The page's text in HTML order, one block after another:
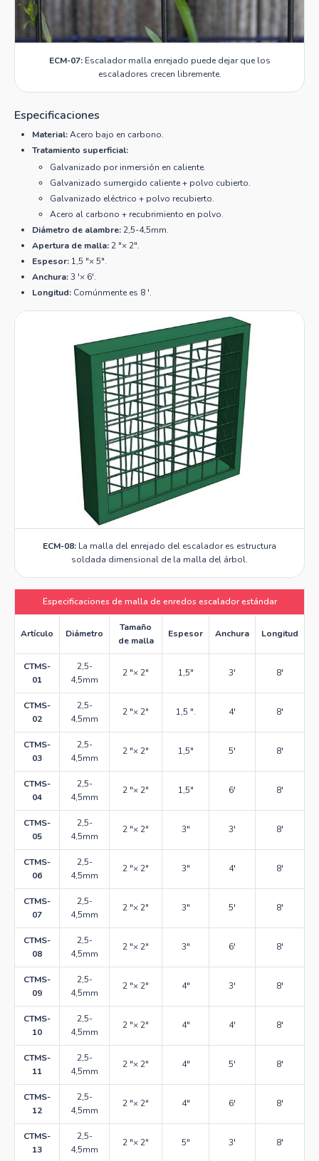
ECM-07:Escalador malla enrejado puede dejar que los
escaladores crecen libremente.
Especificaciones
Material:Acero bajo en carbono.
Tratamiento superficial:
Galvanizado por inmersión en caliente.
Galvanizado sumergido caliente + polvo cubierto.
Galvanizado eléctrico + polvo recubierto.
Acero al carbono + recubrimiento en polvo.
Diámetro de alambre:2,5-4,5mm.
Apertura de malla:2 "× 2".
Espesor: 1,5 "× 5".
Anchura:3 '× 6'.
Longitud: Comúnmente es 8 '.
ECM-08: La malla del enrejado del escalador es estructura
soldada dimensional de la malla del árbol.
Especificaciones de malla de enredos escalador estándar
Artículo Diámetro
Tamaño
de malla
Espesor Anchura Longitud
CTMS-
01
2,5-
4,5mm
2 "× 2" 1,5" 3' 8'
CTMS-
02
2,5-
4,5mm
2 "× 2" 1,5 ". 4' 8'
CTMS-
03
2,5-
4,5mm
2 "× 2" 1,5" 5' 8'
CTMS-
04
2,5-
4,5mm
2 "× 2" 1,5" 6' 8'
CTMS-
05
2,5-
4,5mm
2 "× 2" 3" 3' 8'
CTMS-
06
2,5-
4,5mm
2 "× 2" 3" 4' 8'
CTMS-
07
2,5-
4,5mm
2 "× 2" 3" 5' 8'
CTMS-
08
2,5-
4,5mm
2 "× 2" 3" 6' 8'
CTMS-
09
2,5-
4,5mm
2 "× 2" 4" 3' 8'
CTMS-
10
2,5-
4,5mm
2 "× 2" 4" 4' 8'
CTMS-
11
2,5-
4,5mm
2 "× 2" 4" 5' 8'
CTMS-
12
2,5-
4,5mm
2 "× 2" 4" 6' 8'
CTMS-
13
2,5-
4,5mm
2 "× 2" 5" 3' 8'